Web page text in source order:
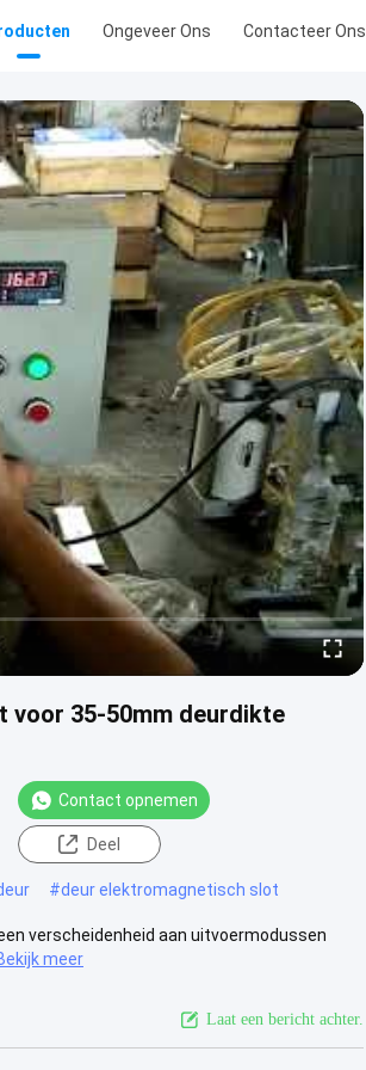
Ongeveer Ons Contacteer Ons
voor 35-50mm deurdikte
Contact opnemen
Deel
#deur elektromagnetisch slot
verscheidenheid aan uitvoermodussen
meer
Laat een bericht achter.